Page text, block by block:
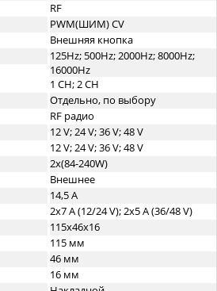
RF
PWM(ШИМ) CV
Внешняя кнопка
125Hz; 500Hz; 2000Hz; 8000Hz;
16000Hz
1 CH; 2 CH
Отдельно, по выбору
RF радио
12 V; 24 V; 36 V; 48 V
12 V; 24 V; 36 V; 48 V
2х(84-240W)
Внешнее
14,5 A
2х7 A (12/24 V); 2х5 A (36/48 V)
115х46x16
115 мм
46 мм
16 мм